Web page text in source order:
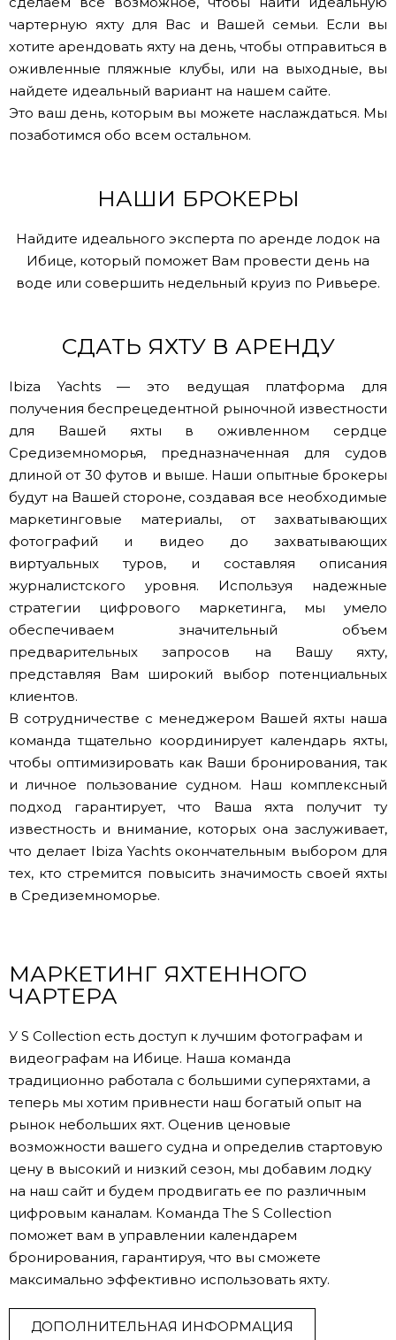
чартерную яхту для Вас и Вашей семьи. Если вы
хотите арендовать яхту на день, чтобы отправиться в
оживленные пляжные клубы, или на выходные, вы
найдете идеальный вариант на нашем сайте.
Это ваш день, которым вы можете наслаждаться. Мы
позаботимся обо всем остальном.
НАШИ БРОКЕРЫ
Найдите идеального эксперта по аренде лодок на
Ибице, который поможет Вам провести день на
воде или совершить недельный круиз по Ривьере.
СДАТЬ ЯХТУ В АРЕНДУ
Ibiza Yachts — это ведущая платформа для
получения беспрецедентной рыночной известности
для Вашей яхты в оживленном сердце
Средиземноморья, предназначенная для судов
длиной от 30 футов и выше. Наши опытные брокеры
будут на Вашей стороне, создавая все необходимые
маркетинговые материалы, от захватывающих
фотографий и видео до захватывающих
виртуальных туров, и составляя описания
журналистского уровня. Используя надежные
стратегии цифрового маркетинга, мы умело
обеспечиваем значительный объем
предварительных запросов на Вашу яхту,
представляя Вам широкий выбор потенциальных
клиентов.
В сотрудничестве с менеджером Вашей яхты наша
команда тщательно координирует календарь яхты,
чтобы оптимизировать как Ваши бронирования, так
и личное пользование судном. Наш комплексный
подход гарантирует, что Ваша яхта получит ту
известность и внимание, которых она заслуживает,
что делает Ibiza Yachts окончательным выбором для
тех, кто стремится повысить значимость своей яхты
в Средиземноморье.
МАРКЕТИНГ ЯХТЕННОГО
ЧАРТЕРА
У S Collection есть доступ к лучшим фотографам и
видеографам на Ибице. Наша команда
традиционно работала с большими суперяхтами, а
теперь мы хотим привнести наш богатый опыт на
рынок небольших яхт. Оценив ценовые
возможности вашего судна и определив стартовую
цену в высокий и низкий сезон, мы добавим лодку
на наш сайт и будем продвигать ее по различным
цифровым каналам. Команда The S Collection
поможет вам в управлении календарем
бронирования, гарантируя, что вы сможете
максимально эффективно использовать яхту.
ДОПОЛНИТЕЛЬНАЯ ИНФОРМАЦИЯ